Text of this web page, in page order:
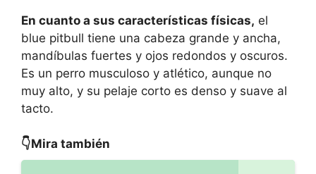
En cuanto a sus características físicas, el
blue pitbull tiene una cabeza grande y ancha,
mandíbulas fuertes y ojos redondos y oscuros.
Es un perro musculoso y atlético, aunque no
muy alto, y su pelaje corto es denso y suave al
tacto.
👇Mira también